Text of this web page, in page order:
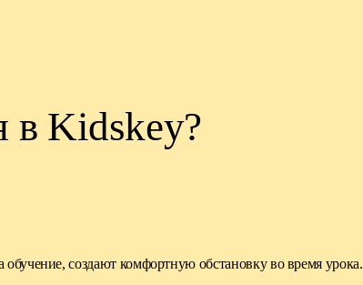
в Kidskey?
обучение, создают комфортную обстановку во время урока.